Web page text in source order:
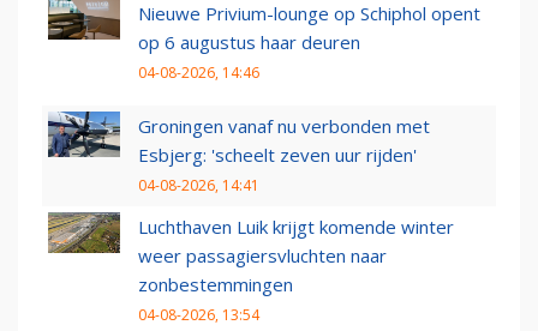
Nieuwe Privium-lounge op Schiphol opent
op 6 augustus haar deuren
04-08-2026, 14:46
Groningen vanaf nu verbonden met
Esbjerg: 'scheelt zeven uur rijden'
04-08-2026, 14:41
Luchthaven Luik krijgt komende winter
weer passagiersvluchten naar
zonbestemmingen
04-08-2026, 13:54